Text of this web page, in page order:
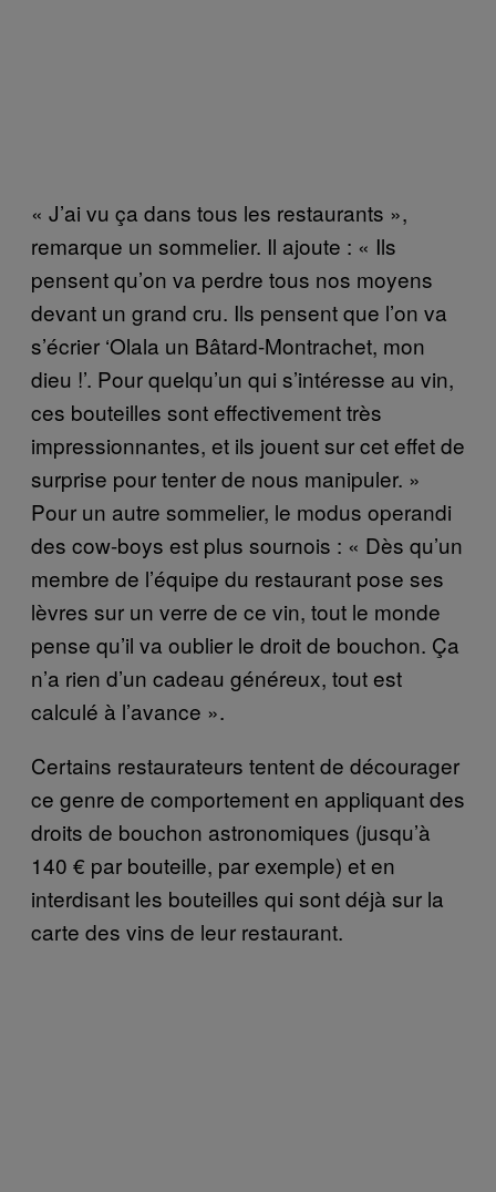
« J’ai vu ça dans tous les restaurants »,
remarque un sommelier. Il ajoute : « Ils
pensent qu’on va perdre tous nos moyens
devant un grand cru. Ils pensent que l’on va
s’écrier ‘Olala un Bâtard-Montrachet, mon
dieu !’. Pour quelqu’un qui s’intéresse au vin,
ces bouteilles sont effectivement très
impressionnantes, et ils jouent sur cet effet de
surprise pour tenter de nous manipuler. »
Pour un autre sommelier, le modus operandi
des cow-boys est plus sournois : « Dès qu’un
membre de l’équipe du restaurant pose ses
lèvres sur un verre de ce vin, tout le monde
pense qu’il va oublier le droit de bouchon. Ça
n’a rien d’un cadeau généreux, tout est
calculé à l’avance ».
Certains restaurateurs tentent de décourager
ce genre de comportement en appliquant des
droits de bouchon astronomiques (jusqu’à
140 € par bouteille, par exemple) et en
interdisant les bouteilles qui sont déjà sur la
carte des vins de leur restaurant.